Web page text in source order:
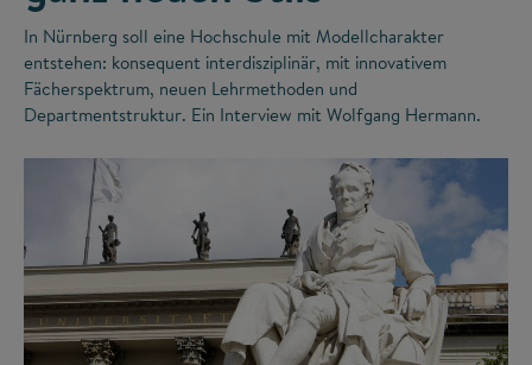
In Nürnberg soll eine Hochschule mit Modellcharakter
entstehen: konsequent interdisziplinär, mit innovativem
Fächerspektrum, neuen Lehrmethoden und
Departmentstruktur. Ein Interview mit Wolfgang Hermann.